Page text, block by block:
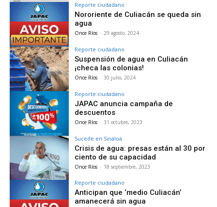
Reporte ciudadano
Nororiente de Culiacán se queda sin
agua
Once Ríos - 29 agosto, 2024
Reporte ciudadano
Suspensión de agua en Culiacán
¡checa las colonias!
Once Ríos - 30 julio, 2024
Reporte ciudadano
JAPAC anuncia campaña de
descuentos
Once Ríos - 31 octubre, 2023
Sucede en Sinaloa
Crisis de agua: presas están al 30 por
ciento de su capacidad
Once Ríos - 18 septiembre, 2023
Reporte ciudadano
Anticipan que ‘medio Culiacán’
amanecerá sin agua